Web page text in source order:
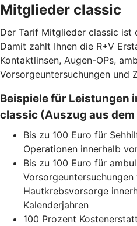
Mitglieder classic
Der Tarif Mitglieder classic ist
Damit zahlt Ihnen die R+V
Kontaktlinsen, Augen-OPs,
Vorsorgeuntersuchungen und
Beispiele für Leistungen
classic (Auszug aus
Bis zu 100 Euro für
Operationen innerhalb
Bis zu 100 Euro für
Hautkrebsvorsorge
Kalenderjahren
100 Prozent